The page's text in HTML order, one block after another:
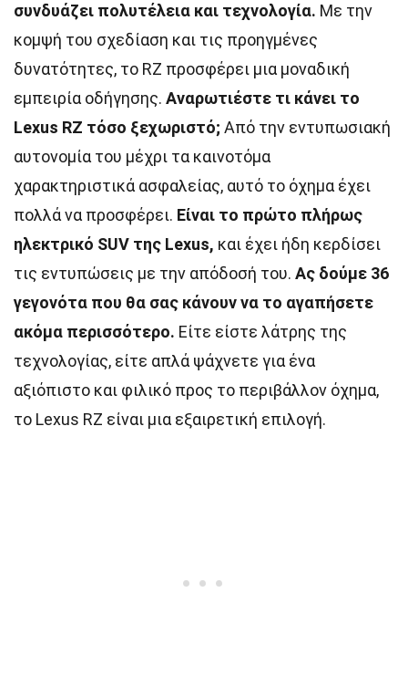
συνδυάζει πολυτέλεια και τεχνολογία. Με την
κομψή του σχεδίαση και τις προηγμένες
δυνατότητες, το RZ προσφέρει μια μοναδική
εμπειρία οδήγησης. Αναρωτιέστε τι κάνει το
Lexus RZ τόσο ξεχωριστό; Από την εντυπωσιακή
αυτονομία του μέχρι τα καινοτόμα
χαρακτηριστικά ασφαλείας, αυτό το όχημα έχει
πολλά να προσφέρει. Είναι το πρώτο πλήρως
ηλεκτρικό SUV της Lexus, και έχει ήδη κερδίσει
τις εντυπώσεις με την απόδοσή του. Ας δούμε 36
γεγονότα που θα σας κάνουν να το αγαπήσετε
ακόμα περισσότερο. Είτε είστε λάτρης της
τεχνολογίας, είτε απλά ψάχνετε για ένα
αξιόπιστο και φιλικό προς το περιβάλλον όχημα,
το Lexus RZ είναι μια εξαιρετική επιλογή.